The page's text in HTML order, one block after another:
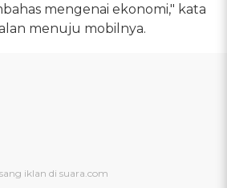
mengenai ekonomi," kata
menuju mobilnya.